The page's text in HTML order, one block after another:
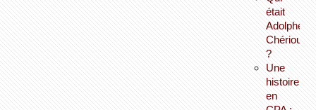
était
Adolphe
Chérioux
?
Une
histoire
en